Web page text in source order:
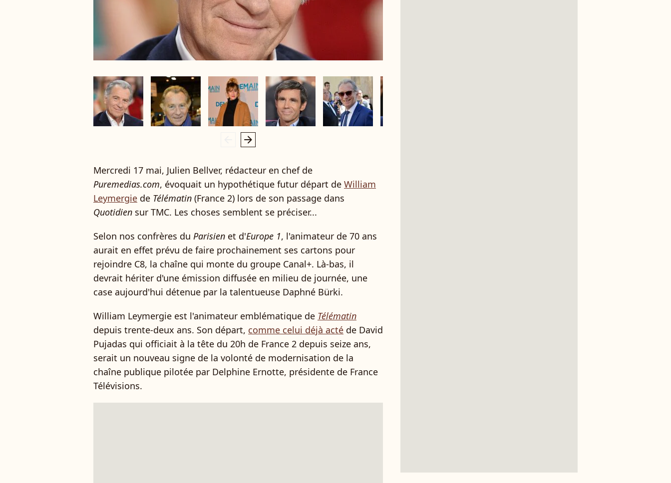
arrow_right
Mercredi 17 mai, Julien Bellver, rédacteur en chef de
Puremedias.com, évoquait un hypothétique futur départ de William
Leymergie de Télématin (France 2) lors de son passage dans
Quotidien sur TMC. Les choses semblent se préciser...
Selon nos confrères du Parisien et d'Europe 1, l'animateur de 70 ans
aurait en effet prévu de faire prochainement ses cartons pour
rejoindre C8, la chaîne qui monte du groupe Canal+. Là-bas, il
devrait hériter d'une émission diffusée en milieu de journée, une
case aujourd'hui détenue par la talentueuse Daphné Bürki.
William Leymergie est l'animateur emblématique de Télématin
depuis trente-deux ans. Son départ, comme celui déjà acté de David
Pujadas qui officiait à la tête du 20h de France 2 depuis seize ans,
serait un nouveau signe de la volonté de modernisation de la
chaîne publique pilotée par Delphine Ernotte, présidente de France
Télévisions.